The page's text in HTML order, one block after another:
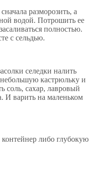
разморозить, а
водой. Потрошить ее
полностью.
с сельдью.
селедки налить
кастрюльку и
соль, сахар, лавровый
И варить на маленьком
либо глубокую